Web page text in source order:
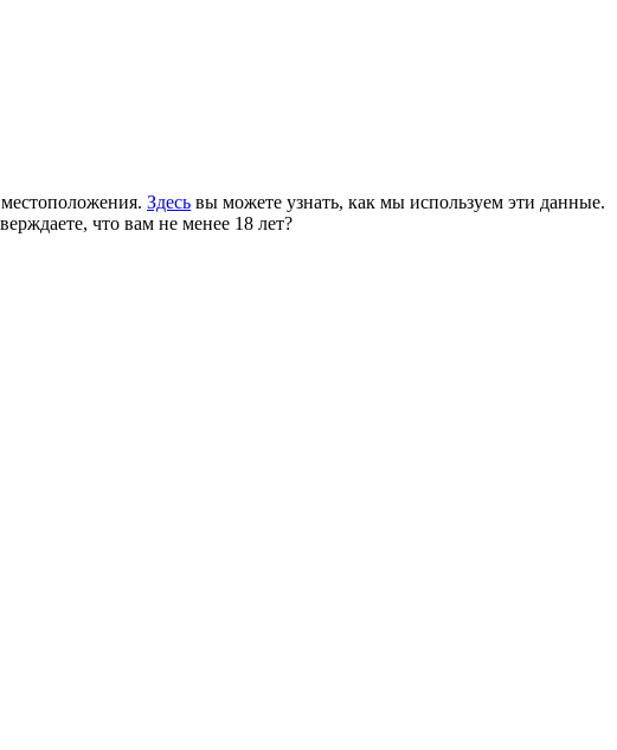
Здесь вы можете узнать, как мы используем эти данные.
что вам не менее 18 лет?